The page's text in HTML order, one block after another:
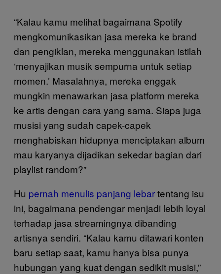
“Kalau kamu melihat bagaimana Spotify
mengkomunikasikan jasa mereka ke brand
dan pengiklan, mereka menggunakan istilah
‘menyajikan musik sempurna untuk setiap
momen.’ Masalahnya, mereka enggak
mungkin menawarkan jasa platform mereka
ke artis dengan cara yang sama. Siapa juga
musisi yang sudah capek-capek
menghabiskan hidupnya menciptakan album
mau karyanya dijadikan sekedar bagian dari
playlist random?”
Hu pernah menulis panjang lebartentang isu
ini, bagaimana pendengar menjadi lebih loyal
terhadap jasa streamingnya dibanding
artisnya sendiri. “Kalau kamu ditawari konten
baru setiap saat, kamu hanya bisa punya
hubungan yang kuat dengan sedikit musisi,”